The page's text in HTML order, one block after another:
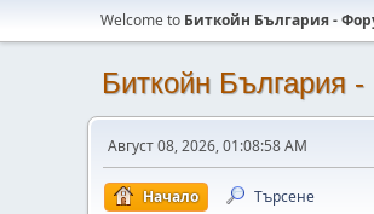
Welcome to Биткойн България -
Биткойн България
Август 08, 2026, 01:08:58 AM
Начало Търсене